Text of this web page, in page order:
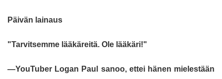
Päivän lainaus
"Tarvitsemme lääkäreitä. Ole lääkäri!"
—YouTuber Logan Paul sanoo, ettei hänen mielestään